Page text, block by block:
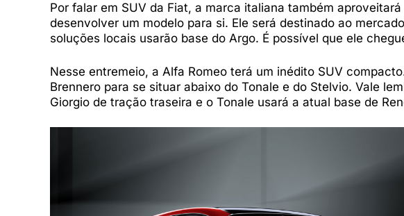
Por falar em SUV da Fiat, a marca italiana também
desenvolver um modelo para si. Ele será destinado ao
soluções locais usarão base do Argo. É possível que ele
Nesse entremeio, a Alfa Romeo terá um inédito SUV
Brennero para se situar abaixo do Tonale e do Stelvio. Vale
Giorgio de tração traseira e o Tonale usará a atual base de